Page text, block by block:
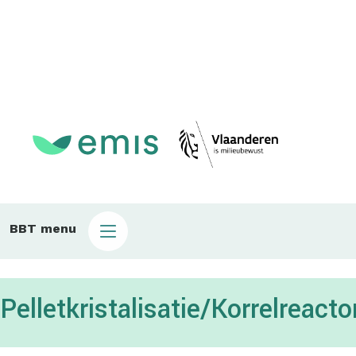
Main
bbt
BBT menu
Pelletkristalisatie/